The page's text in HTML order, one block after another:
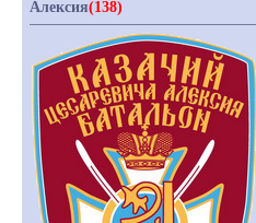
Алексия(138)